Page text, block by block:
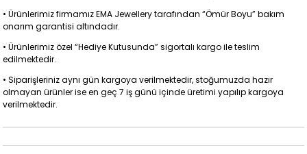
• Ürünlerimiz firmamız EMA Jewellery tarafından “Ömür Boyu” bakım
onarım garantisi altındadır.
• Ürünlerimiz özel “Hediye Kutusunda” sigortalı kargo ile teslim
edilmektedir.
• Siparişleriniz aynı gün kargoya verilmektedir, stoğumuzda hazır
olmayan ürünler ise en geç 7 iş günü içinde üretimi yapılıp kargoya
verilmektedir.